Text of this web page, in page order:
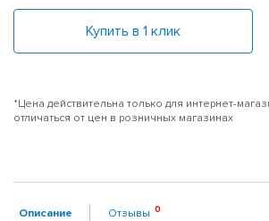
Купить в 1 клик
*Цена действительна только для интернет-
отличаться от цен в розничных магазинах
Описание Отзывы